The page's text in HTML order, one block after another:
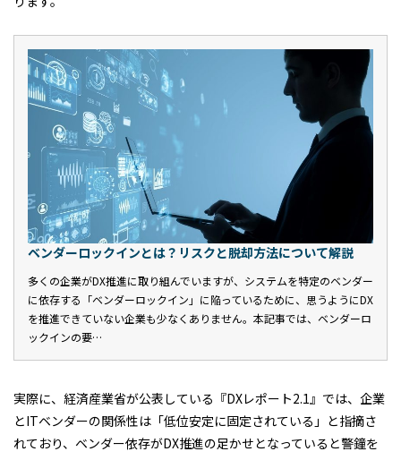
ベンダーロックインとは？リスクと脱却方法について解説
多くの企業がDX推進に取り組んでいますが、システムを特定のベンダー
に依存する「ベンダーロックイン」に陥っているために、思うようにDX
を推進できていない企業も少なくありません。本記事では、ベンダーロ
ックインの要…
実際に、経済産業省が公表している『DXレポート2.1』では、企業
とITベンダーの関係性は「低位安定に固定されている」と指摘さ
れており、ベンダー依存がDX推進の足かせとなっていると警鐘を